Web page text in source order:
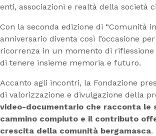
enti, associazioni e realtà della società
Con la seconda edizione di “Comunità
anniversario diventa così l’occasione
ricorrenza in un momento di riflessione
di tenere insieme memoria e futuro.
Accanto agli incontri, la Fondazione
di valorizzazione e divulgazione della
video-documentario che racconta le
cammino compiuto e il contributo
crescita della comunità bergamasca.